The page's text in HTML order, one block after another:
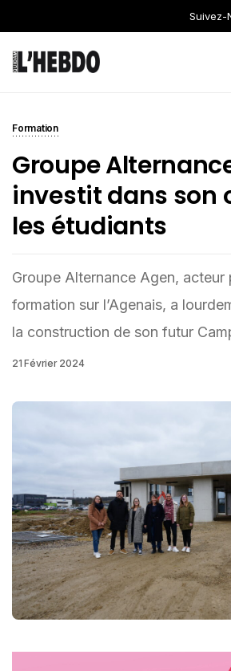
Suivez-
Formation
Groupe
investit dans son
les étudiants
Groupe Alternance Agen, acteur
formation sur l’Agenais, a
la construction de son futur
21 Février 2024